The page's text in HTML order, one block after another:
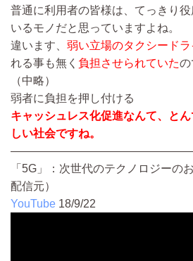
普通に利用者の皆様は、てっきり
いるモノだと思っていますよね。
違います、 弱い立場のタクシードラ
れる事も無く 負担させられていたの
（中略）
弱者に負担を押し付ける
キャッシュレス化促進なんて、と
しい社会ですね。
「5G」：次世代のテクノロジーのお
配信元）
YouTube 18/9/22